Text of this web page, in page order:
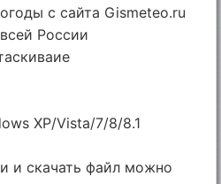
с сайта Gismeteo.ru
России
XP/Vista/7/8/8.1
и скачать файл можно